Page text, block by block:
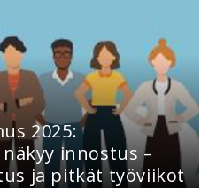
2025:
innostus –
ja pitkät työviikot